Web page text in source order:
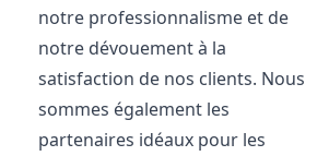
notre professionnalisme et de
notre dévouement à la
satisfaction de nos clients. Nous
sommes également les
partenaires idéaux pour les